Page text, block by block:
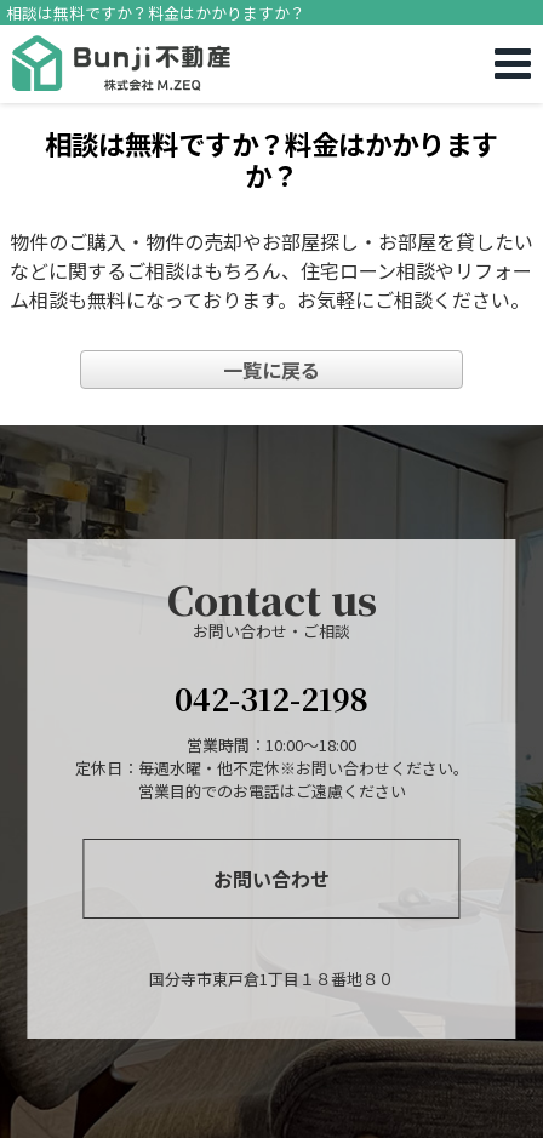
相談は無料ですか？料金はかかりますか？
相談は無料ですか？料金はかかります
か？
物件のご購入・物件の売却やお部屋探し・お部屋を貸したい
などに関するご相談はもちろん、住宅ローン相談やリフォー
ム相談も無料になっております。お気軽にご相談ください。
一覧に戻る
Contact us
お問い合わせ・ご相談
042-312-2198
営業時間：10:00～18:00
定休日：毎週水曜・他不定休※お問い合わせください。
営業目的でのお電話はご遠慮ください
お問い合わせ
国分寺市東戸倉1丁目１８番地８０